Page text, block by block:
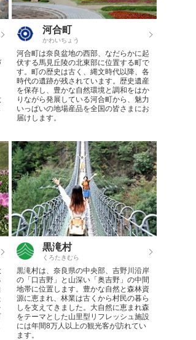
河合町
かわいちょう
河合町は奈良盆地の西部、なだらかに起
伏する馬見丘陵の北東部に位置する町で
す。町の歴史は古く、縄文時代以降、各
時代の遺跡が残されています。歴史遺産
を保存し、豊かな自然環境と調和をはか
りながら発展している河合町から、魅力
いっぱいの地場産品を全国の皆さまにお
届けします。
黒滝村
くろたきむら
黒滝村は、奈良県の中央部、吉野川沿岸
の「口吉野」と山深い「奥吉野」の中間
地帯に位置します。豊かな自然と森林資
源に恵まれ、林業は古くから村民の暮ら
しを支えてきました。大自然に恵まれ森
をテーマとした山里型リフレッシュ施設
には年間8万人以上の観光客が訪れてい
ます。